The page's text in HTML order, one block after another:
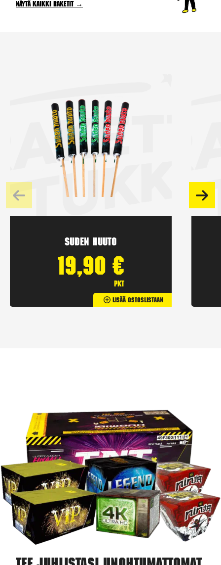
Näytä kaikki raketit →
Suden huuto
19,90 €
pkt
Lisää Ostoslistaan